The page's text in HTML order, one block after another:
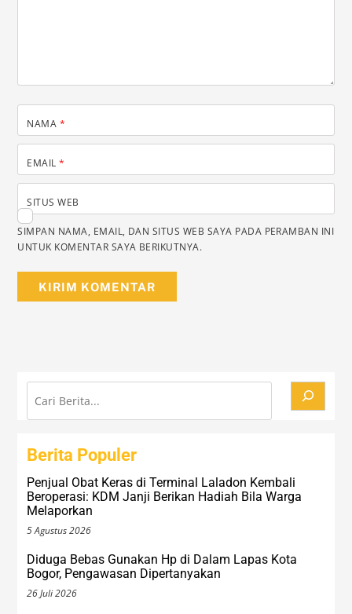
NAMA *
EMAIL*
SITUS WEB
SIMPAN NAMA, EMAIL, DAN SITUS WEB SAYA PADA PERAMBAN INI
UNTUK KOMENTAR SAYA BERIKUTNYA.
Cari
Berita Populer
Penjual Obat Keras di Terminal Laladon Kembali
Beroperasi: KDM Janji Berikan Hadiah Bila Warga
Melaporkan
5 Agustus 2026
Diduga Bebas Gunakan Hp di Dalam Lapas Kota
Bogor, Pengawasan Dipertanyakan
26 Juli 2026